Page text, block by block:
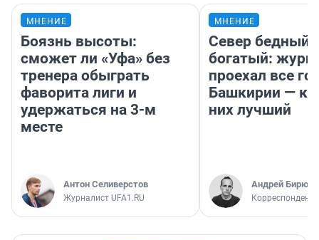
МНЕНИЕ
Боязнь высоты:
сможет ли «Уфа» без
тренера обыграть
фаворита лиги и
удержаться на 3-м
месте
Антон Селиверстов
Журналист UFA1.RU
МНЕНИЕ
Север бедный,
богатый:
проехал все
Башкирии —
них лучший
Андрей
Корреспондент